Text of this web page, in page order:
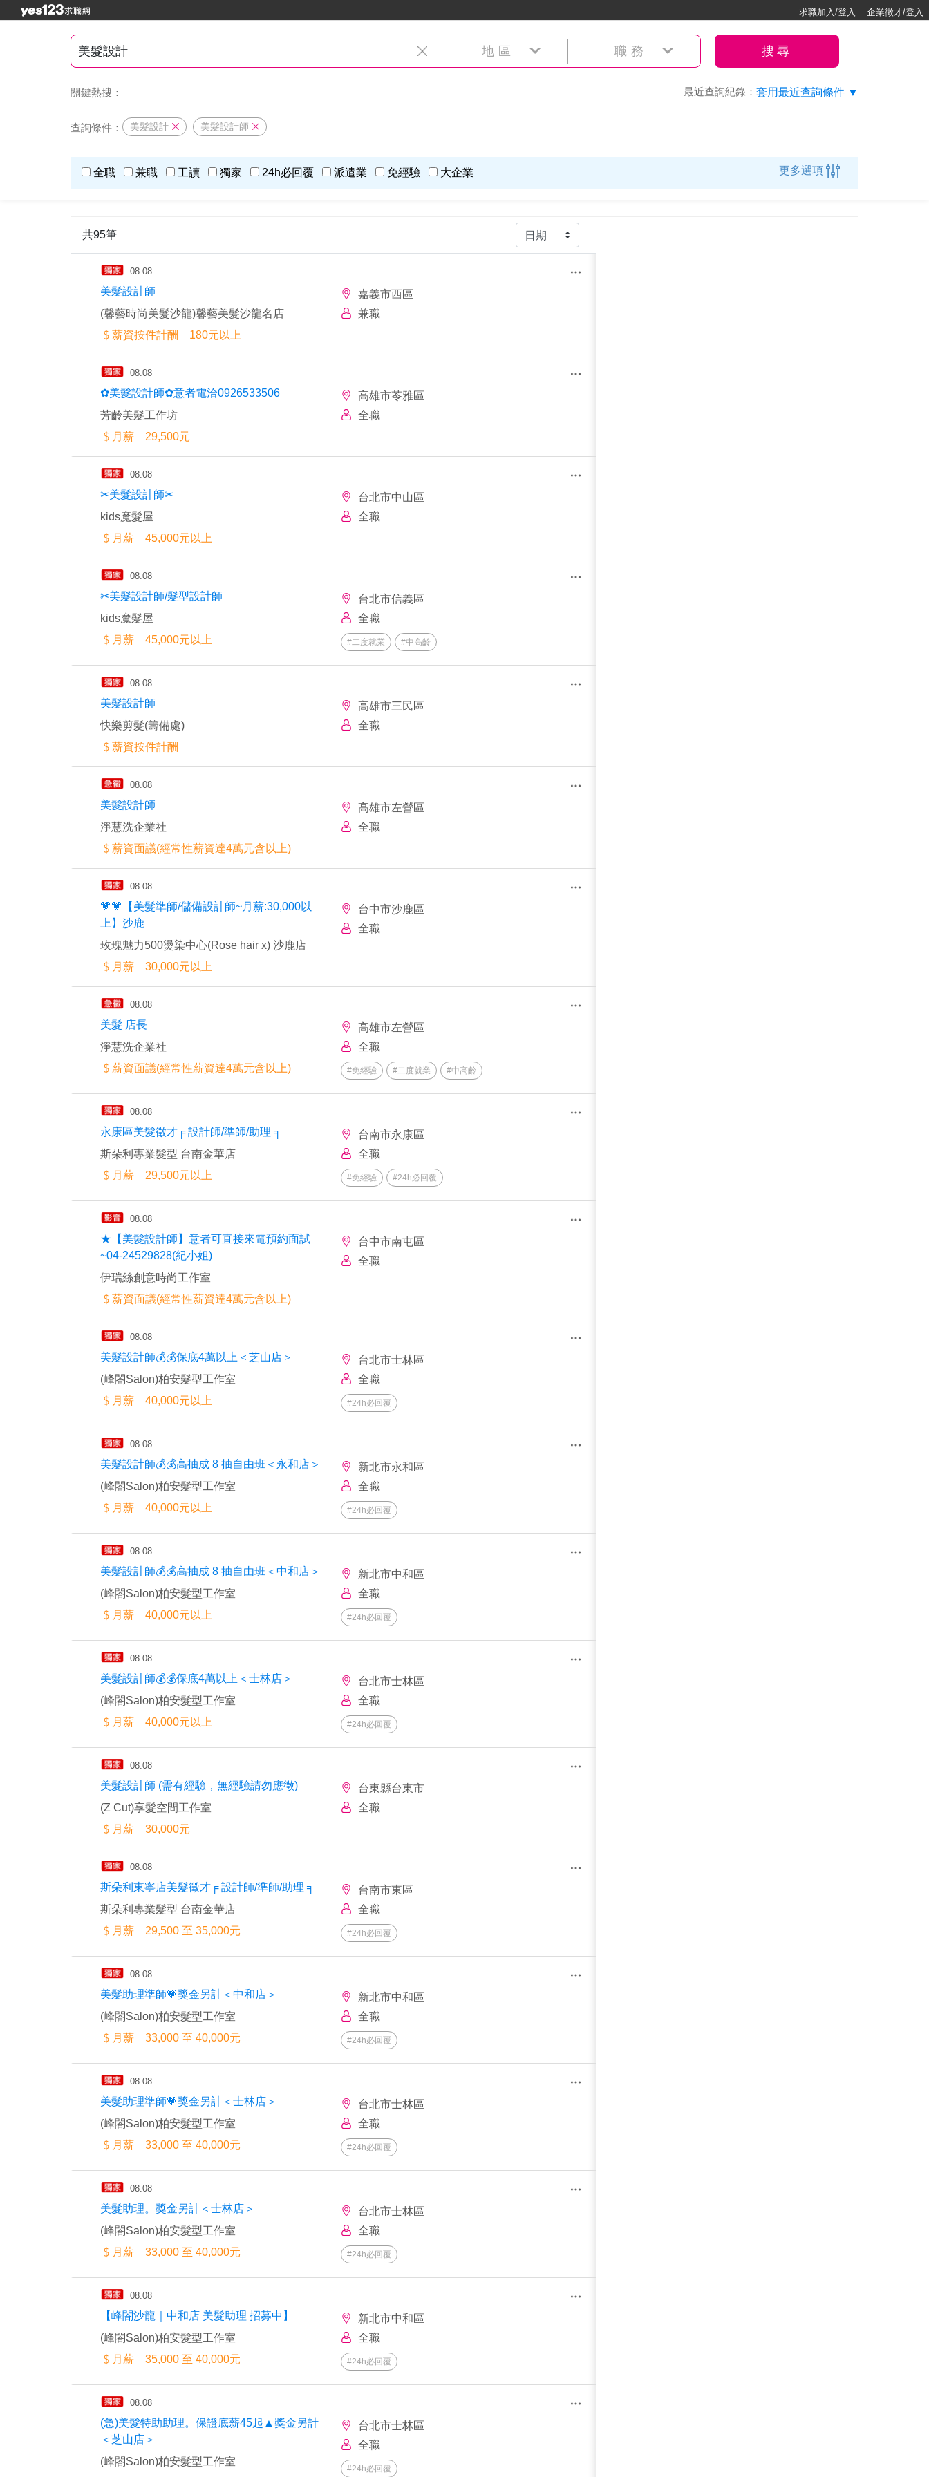
求職加入/登入 企業徵才/登入
地區 職務 搜尋
關鍵熱搜： 最近查詢紀錄： 套用最近查詢條件 ▼
查詢條件： 美髮設計 美髮設計師
全職 兼職 工讀 獨家 24h必回覆 派遣業 免經驗 大企業 更多選項
共95筆
08.08
美髮設計師
(馨藝時尚美髮沙龍)馨藝美髮沙龍名店
薪資按件計酬 180元以上
嘉義市西區
兼職
08.08
✿美髮設計師✿意者電洽0926533506
芳齡美髮工作坊
月薪 29,500元
高雄市苓雅區
全職
08.08
✂美髮設計師✂
kids魔髮屋
月薪 45,000元以上
台北市中山區
全職
08.08
✂美髮設計師/髮型設計師
kids魔髮屋
月薪 45,000元以上
台北市信義區
全職
#二度就業 #中高齡
08.08
美髮設計師
快樂剪髮(籌備處)
薪資按件計酬
高雄市三民區
全職
08.08
美髮設計師
淨慧洗企業社
薪資面議(經常性薪資達4萬元含以上)
高雄市左營區
全職
08.08
💗💗【美髮準師/儲備設計師~月薪:30,000以
上】沙鹿
玫瑰魅力500燙染中心(Rose hair x) 沙鹿店
月薪 30,000元以上
台中市沙鹿區
全職
08.08
美髮 店長
淨慧洗企業社
薪資面議(經常性薪資達4萬元含以上)
高雄市左營區
全職
#免經驗 #二度就業 #中高齡
08.08
永康區美髮徵才╒ 設計師/準師/助理 ╕
斯朵利專業髮型 台南金華店
月薪 29,500元以上
台南市永康區
全職
#免經驗 #24h必回覆
08.08
★【美髮設計師】意者可直接來電預約面試
~04-24529828(紀小姐)
伊瑞絲創意時尚工作室
薪資面議(經常性薪資達4萬元含以上)
台中市南屯區
全職
08.08
美髮設計師💰💰保底4萬以上＜芝山店＞
(峰閤Salon)柏安髮型工作室
月薪 40,000元以上
台北市士林區
全職
#24h必回覆
08.08
美髮設計師💰💰高抽成 8 抽自由班＜永和店＞
(峰閤Salon)柏安髮型工作室
月薪 40,000元以上
新北市永和區
全職
#24h必回覆
08.08
美髮設計師💰💰高抽成 8 抽自由班＜中和店＞
(峰閤Salon)柏安髮型工作室
月薪 40,000元以上
新北市中和區
全職
#24h必回覆
08.08
美髮設計師💰💰保底4萬以上＜士林店＞
(峰閤Salon)柏安髮型工作室
月薪 40,000元以上
台北市士林區
全職
#24h必回覆
08.08
美髮設計師 (需有經驗，無經驗請勿應徵)
(Z Cut)享髮空間工作室
月薪 30,000元
台東縣台東市
全職
08.08
斯朵利東寧店美髮徵才╒ 設計師/準師/助理 ╕
斯朵利專業髮型 台南金華店
月薪 29,500 至 35,000元
台南市東區
全職
#24h必回覆
08.08
美髮助理準師💗獎金另計＜中和店＞
(峰閤Salon)柏安髮型工作室
月薪 33,000 至 40,000元
新北市中和區
全職
#24h必回覆
08.08
美髮助理準師💗獎金另計＜士林店＞
(峰閤Salon)柏安髮型工作室
月薪 33,000 至 40,000元
台北市士林區
全職
#24h必回覆
08.08
美髮助理。獎金另計＜士林店＞
(峰閤Salon)柏安髮型工作室
月薪 33,000 至 40,000元
台北市士林區
全職
#24h必回覆
08.08
【峰閤沙龍｜中和店 美髮助理 招募中】
(峰閤Salon)柏安髮型工作室
月薪 35,000 至 40,000元
新北市中和區
全職
#24h必回覆
08.08
(急)美髮特助助理。保證底薪45起▲獎金另計
＜芝山店＞
(峰閤Salon)柏安髮型工作室
台北市士林區
全職
#24h必回覆